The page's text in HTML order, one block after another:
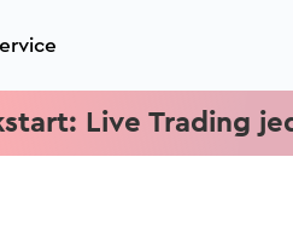
Live Trading jeden